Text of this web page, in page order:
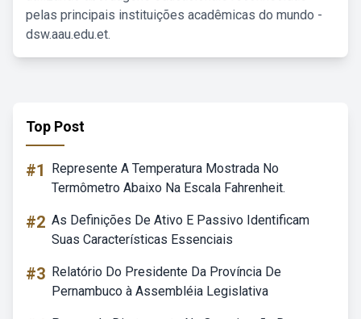
pelas principais instituições acadêmicas do mundo -
dsw.aau.edu.et.
Top Post
#1
Represente A Temperatura Mostrada No
Termômetro Abaixo Na Escala Fahrenheit.
#2 As Definições De Ativo E Passivo Identificam
Suas Características Essenciais
#3 Relatório Do Presidente Da Província De
Pernambuco à Assembléia Legislativa